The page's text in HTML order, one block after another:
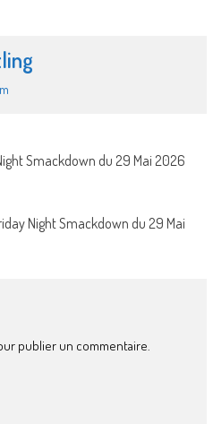
Smackdown du 29 Mai 2026
Night Smackdown du 29 Mai
publier un commentaire.